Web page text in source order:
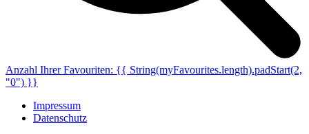
Anzahl Ihrer Favouriten: {{ String(myFavourites.length).padStart(2,
"0") }}
Impressum
Datenschutz